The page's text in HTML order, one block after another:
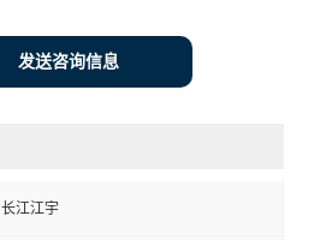
发送咨询信息
长江江宇